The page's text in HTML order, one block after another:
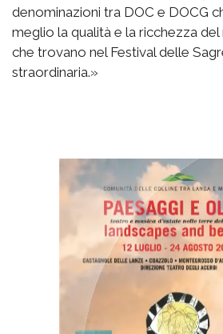
denominazioni tra DOC e DOCG
meglio la qualità e la ricchezza
che trovano nel Festival delle
straordinaria.»